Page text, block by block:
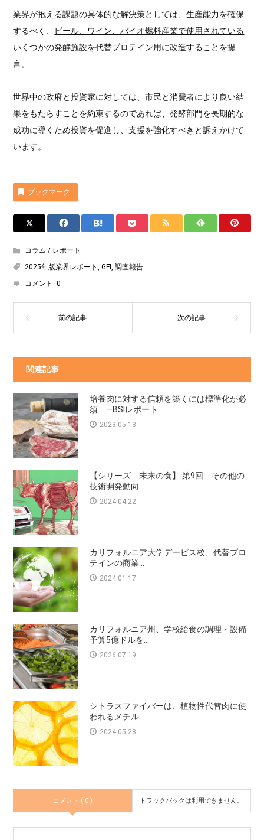
業界が抱える課題の具体的な解決策としては、生産能力を確保
するべく、 ビール、ワイン、バイオ燃料産業で使用されている
いくつかの発酵施設を代替プロテイン用に改造することを提
言。
世界中の政府と投資家に対しては、市民と消費者により良い結
果をもたらすことを約束するのであれば、発酵部門を長期的な
成功に導くため投資を促進し、支援を強化すべきと訴えかけて
います。
ブックマーク
コラム / レポート
2025年版業界レポート,GFI,調査報告
コメント:0
関連記事
培養肉に対する信頼を築くには標準化が必
須 —BSIレポート
2023.05.13
【シリーズ 未来の食】 第9回 その他の
技術開発動向...
2024.04.22
カリフォルニア大学デービス校、代替プロ
テインの商業...
2024.01.17
カリフォルニア州、学校給食の調理・設備
予算5億ドルを...
2026.07.19
シトラスファイバーは、植物性代替肉に使
われるメチル...
2024.05.28
コメント ( 0 ) トラックバックは利用できません。